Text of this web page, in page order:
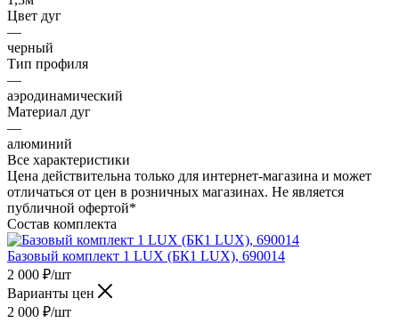
Цвет дуг
—
черный
Тип профиля
—
аэродинамический
Материал дуг
—
алюминий
Все характеристики
Цена действительна только для интернет-магазина и может
отличаться от цен в розничных магазинах. Не является
публичной офертой*
Состав комплекта
Базовый комплект 1 LUX (БК1 LUX), 690014
2 000 ₽/шт
Варианты цен
2 000 ₽/шт